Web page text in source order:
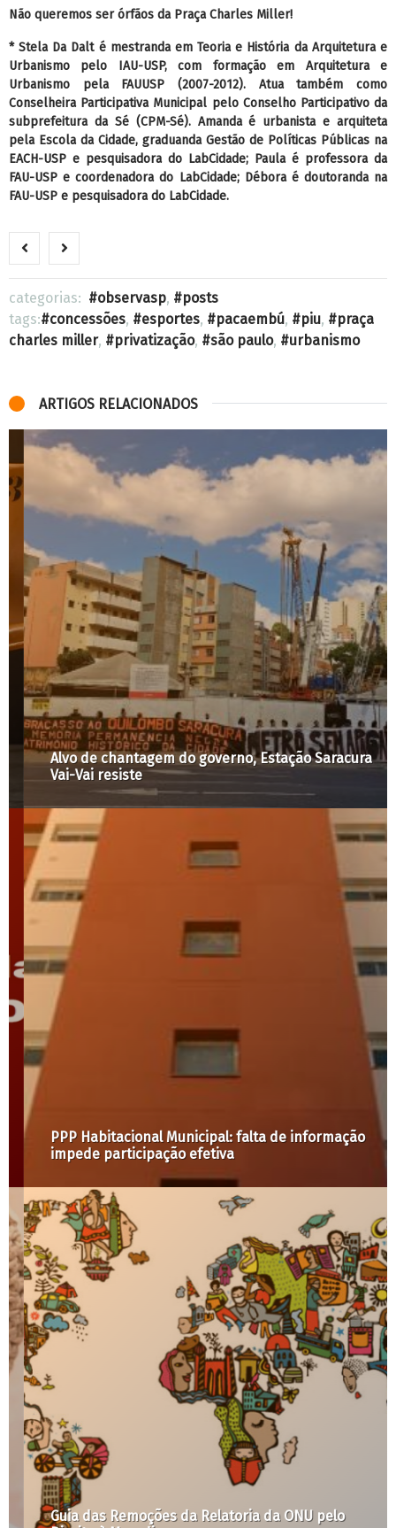
Não queremos ser órfãos da Praça Charles Miller!
* Stela Da Dalt é mestranda em Teoria e História da Arquitetura e
Urbanismo pelo IAU-USP, com formação em Arquitetura e
Urbanismo pela FAUUSP (2007-2012). Atua também como
Conselheira Participativa Municipal pelo Conselho Participativo da
subprefeitura da Sé (CPM-Sé). Amanda é urbanista e arquiteta
pela Escola da Cidade, graduanda Gestão de Políticas Públicas na
EACH-USP e pesquisadora do LabCidade; Paula é professora da
FAU-USP e coordenadora do LabCidade; Débora é doutoranda na
FAU-USP e pesquisadora do LabCidade.
categorias: observasp,
posts
tags:
concessões, esportes, pacaembú, piu,
praça
charles miller, privatização, são paulo, urbanismo
ARTIGOS RELACIONADOS
Alvo de chantagem do governo, Estação Saracura
Vai-Vai resiste
PPP Habitacional Municipal: falta de informação
impede participação efetiva
Guia das Remoções da Relatoria da ONU pelo